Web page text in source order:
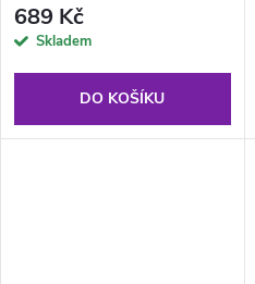
689 Kč
Skladem
DO KOŠÍKU